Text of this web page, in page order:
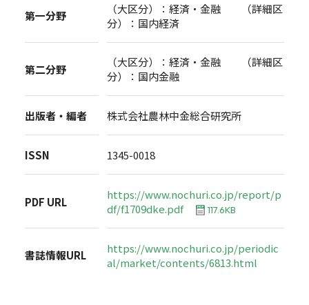
第一分野
（大区分）：経済・金融 （詳細区
分）：国内経済
第二分野
（大区分）：経済・金融 （詳細区
分）：国内金融
出版者・編者 株式会社農林中金総合研究所
ISSN 1345-0018
PDF URL
https://www.nochuri.co.jp/report/p
df/f1709dke.pdf
117.6KB
書誌情報URL
https://www.nochuri.co.jp/periodic
al/market/contents/6813.html